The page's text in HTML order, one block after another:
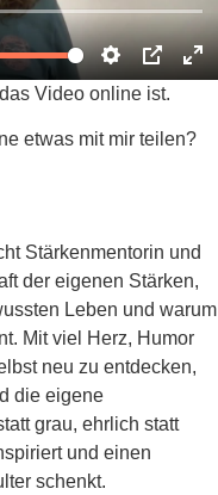
Video online ist.
etwas mit mir teilen?
Stärkenmentorin und
der eigenen Stärken,
Leben und warum
Mit viel Herz, Humor
neu zu entdecken,
die eigene
grau, ehrlich statt
und einen
schenkt.